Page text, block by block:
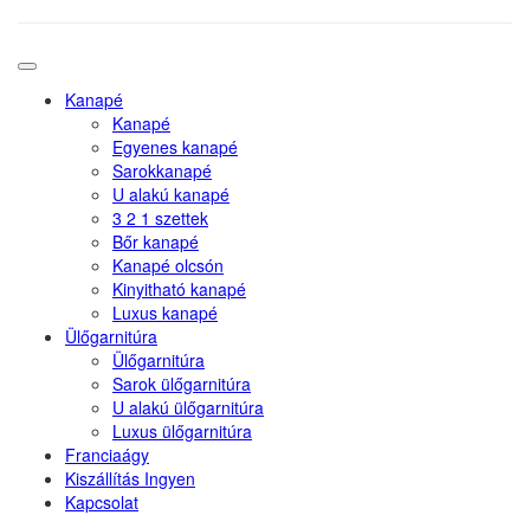
Kanapé
Kanapé
Egyenes kanapé
Sarokkanapé
U alakú kanapé
3 2 1 szettek
Bőr kanapé
Kanapé olcsón
Kinyitható kanapé
Luxus kanapé
Ülőgarnitúra
Ülőgarnitúra
Sarok ülőgarnitúra
U alakú ülőgarnitúra
Luxus ülőgarnitúra
Franciaágy
Kiszállítás Ingyen
Kapcsolat